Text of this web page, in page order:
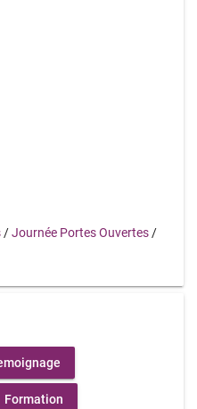
/Journée Portes Ouvertes /
Formation